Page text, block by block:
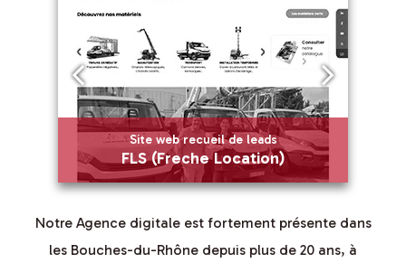
Site web recueil de leads
FLS (Freche Location)
Notre Agence digitale est fortement présente dans
les Bouches-du-Rhône depuis plus de 20 ans, à